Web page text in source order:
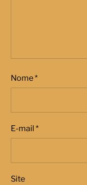
Nome*
E-mail*
Site